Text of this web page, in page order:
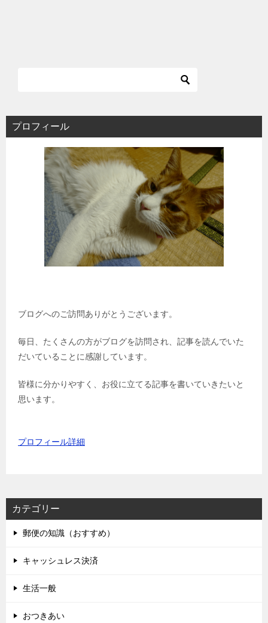
プロフィール
ブログへのご訪問ありがとうございます。
毎日、たくさんの方がブログを訪問され、記事を読んでいた
だいていることに感謝しています。
皆様に分かりやすく、お役に立てる記事を書いていきたいと
思います。
プロフィール詳細
カテゴリー
郵便の知識（おすすめ）
キャッシュレス決済
生活一般
おつきあい